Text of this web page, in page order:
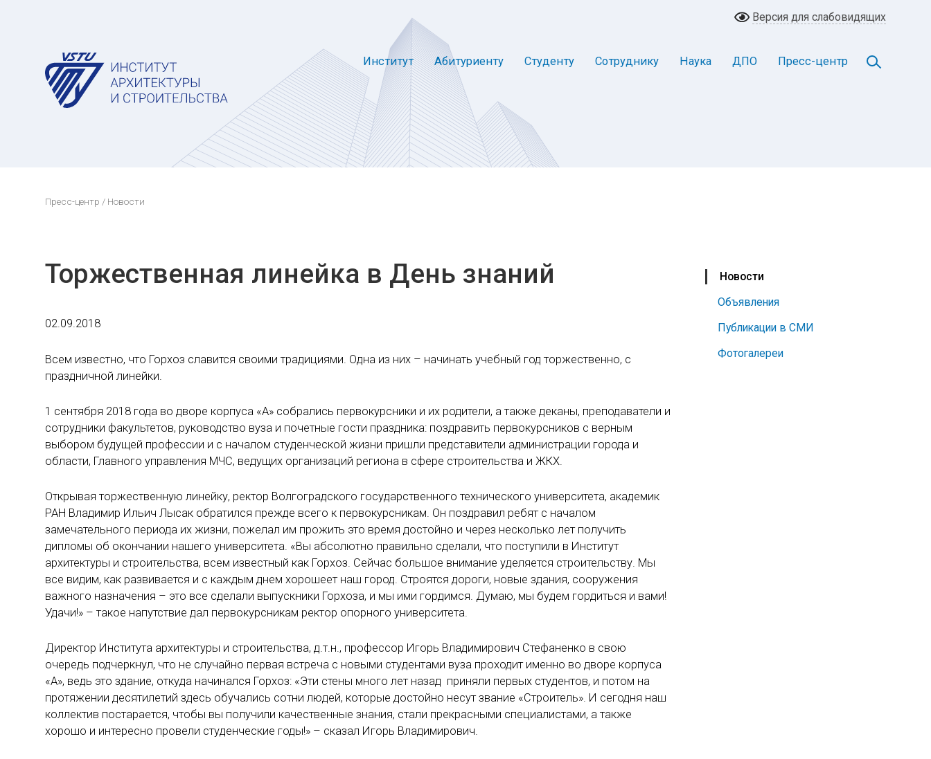
Версия для слабовидящих
Институт Абитуриенту Студенту Сотруднику Наука ДПО Пресс-центр
Пресс-центр / Новости
Новости
Объявления
Публикации в СМИ
Фотогалереи
Торжественная линейка в День знаний
02.09.2018
Всем известно, что Горхоз славится своими традициями. Одна из них – начинать учебный год торжественно, с
праздничной линейки.
1 сентября 2018 года во дворе корпуса «А» собрались первокурсники и их родители, а также деканы, преподаватели и
сотрудники факультетов, руководство вуза и почетные гости праздника: поздравить первокурсников с верным
выбором будущей профессии и с началом студенческой жизни пришли представители администрации города и
области, Главного управления МЧС, ведущих организаций региона в сфере строительства и ЖКХ.
Открывая торжественную линейку, ректор Волгоградского государственного технического университета, академик
РАН Владимир Ильич Лысак обратился прежде всего к первокурсникам. Он поздравил ребят с началом
замечательного периода их жизни, пожелал им прожить это время достойно и через несколько лет получить
дипломы об окончании нашего университета. «Вы абсолютно правильно сделали, что поступили в Институт
архитектуры и строительства, всем известный как Горхоз. Сейчас большое внимание уделяется строительству. Мы
все видим, как развивается и с каждым днем хорошеет наш город. Строятся дороги, новые здания, сооружения
важного назначения – это все сделали выпускники Горхоза, и мы ими гордимся. Думаю, мы будем гордиться и вами!
Удачи!» – такое напутствие дал первокурсникам ректор опорного университета.
Директор Института архитектуры и строительства, д.т.н., профессор Игорь Владимирович Стефаненко в свою
очередь подчеркнул, что не случайно первая встреча с новыми студентами вуза проходит именно во дворе корпуса
«А», ведь это здание, откуда начинался Горхоз: «Эти стены много лет назад приняли первых студентов, и потом на
протяжении десятилетий здесь обучались сотни людей, которые достойно несут звание «Строитель». И сегодня наш
коллектив постарается, чтобы вы получили качественные знания, стали прекрасными специалистами, а также
хорошо и интересно провели студенческие годы!» – сказал Игорь Владимирович.